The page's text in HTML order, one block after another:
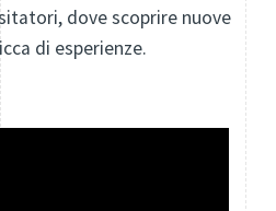
dove scoprire nuove
di esperienze.